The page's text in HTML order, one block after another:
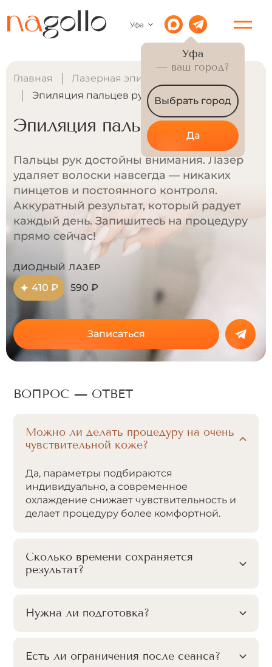
Уфа
Уфа
— ваш город?
Выбрать город
Да
Главная
Лазерная эпиляция для женщин
Эпиляция пальцев рук
Эпиляция пальцев рук
Пальцы рук достойны внимания. Лазер
удаляет волоски навсегда — никаких
пинцетов и постоянного контроля.
Аккуратный результат, который радует
каждый день. Запишитесь на процедуру
прямо сейчас!
ДИОДНЫЙ ЛАЗЕР
410 ₽ 590 ₽
Записаться
ВОПРОС — ОТВЕТ
Можно ли делать процедуру на очень
чувствительной коже?
Да, параметры подбираются
индивидуально, а современное
охлаждение снижает чувствительность и
делает процедуру более комфортной.
Сколько времени сохраняется
результат?
Нужна ли подготовка?
Есть ли ограничения после сеанса?